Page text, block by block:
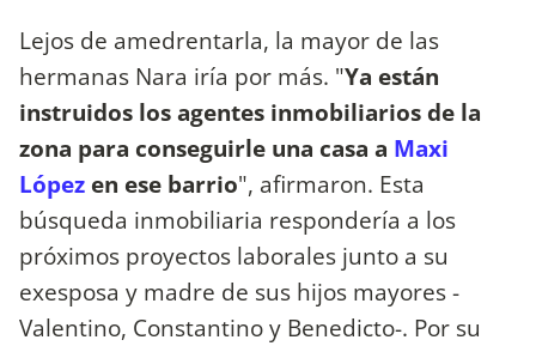
Lejos de amedrentarla, la mayor de las
hermanas Nara iría por más. "Ya están
instruidos los agentes inmobiliarios de la
zona para conseguirle una casa a Maxi
López en ese barrio", afirmaron. Esta
búsqueda inmobiliaria respondería a los
próximos proyectos laborales junto a su
exesposa y madre de sus hijos mayores -
Valentino, Constantino y Benedicto-. Por su